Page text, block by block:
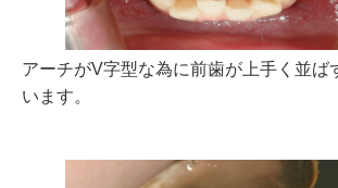
アーチがV字型な為に前歯が上手く並ば
います。